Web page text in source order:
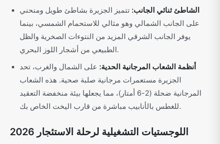
الشاطئ ثنائي الجانب: تتميز الجزيرة بشاطئ طويل ومنحني
على الجانب الشمالي وهو مثالي للاستحمام الشمسي، بينما
يوفر الجانب الشرقي المزيد من النتوءات الصخرية والظل
الطبيعي من أشجار اللوز البحري.
أنظمة الشعاب المرجانية الحدية: على الشمال والغرب، تحد
الجزيرة مستعمرات مرجانية صلبة صحية. هذه الشعاب
المرجانية ضحلة (2-6 أمتار)، مما يجعلها بيئة منخفضة التعقيد
للغطس بالأنابيب مباشرة من قارب اليخت الخاص بك.
اللوجستيات التشغيلية لرحلة الاستئجار 2026